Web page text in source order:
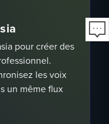
pour créer des
les voix
un même flux